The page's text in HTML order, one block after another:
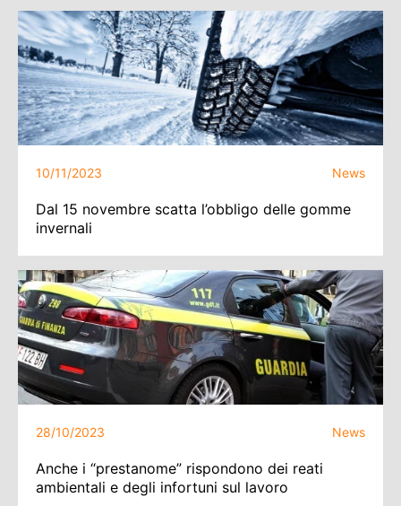
10/11/2023 News
Dal 15 novembre scatta l’obbligo delle gomme
invernali
28/10/2023 News
Anche i “prestanome” rispondono dei reati
ambientali e degli infortuni sul lavoro